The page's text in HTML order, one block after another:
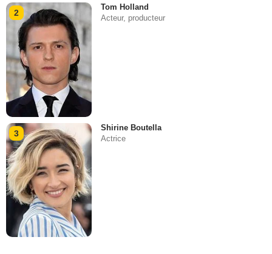
2
Tom Holland
Acteur, producteur
3
Shirine Boutella
Actrice